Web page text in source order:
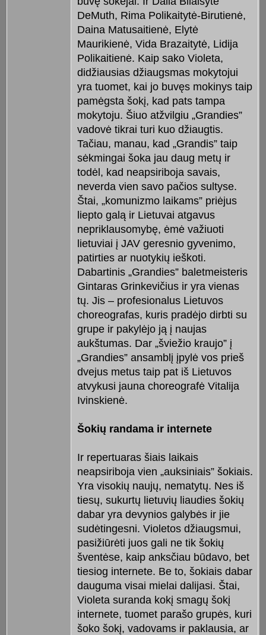
DeMuth, Rima Polikaitytė-Birutienė,
Daina Matusaitienė, Elytė
Maurikienė, Vida Brazaitytė, Lidija
Polikaitienė. Kaip sako Violeta,
didžiausias džiaugsmas mokytojui
yra tuomet, kai jo buvęs mokinys taip
pamėgsta šokį, kad pats tampa
mokytoju. Šiuo atžvilgiu „Grandies”
vadovė tikrai turi kuo džiaugtis.
Tačiau, manau, kad „Grandis” taip
sėkmingai šoka jau daug metų ir
todėl, kad neapsiriboja savais,
neverda vien savo pačios sultyse.
Štai, „komunizmo laikams” priėjus
liepto galą ir Lietuvai atgavus
nepriklausomybę, ėmė važiuoti
lietuviai į JAV geresnio gyvenimo,
patirties ar nuotykių ieškoti.
Dabartinis „Grandies” baletmeisteris
Gintaras Grinkevičius ir yra vienas
tų. Jis – profesionalus Lietuvos
choreografas, kuris pradėjo dirbti su
grupe ir pakylėjo ją į naujas
aukštumas. Dar „šviežio kraujo” į
„Grandies” ansamblį įpylė vos prieš
dvejus metus taip pat iš Lietuvos
atvykusi jauna choreografė Vitalija
Ivinskienė.
Šokių randama ir internete
Ir repertuaras šiais laikais
neapsiriboja vien „auksiniais” šokiais.
Yra visokių naujų, nematytų. Nes iš
tiesų, sukurtų lietuvių liaudies šokių
dabar yra devynios galybės ir jie
sudėtingesni. Violetos džiaugsmui,
pasižiūrėti juos gali ne tik šokių
šventėse, kaip anksčiau būdavo, bet
tiesiog internete. Be to, šokiais dabar
dauguma visai mielai dalijasi. Štai,
Violeta suranda kokį smagų šokį
internete, tuomet parašo grupės, kuri
šoko šokį, vadovams ir paklausia, ar